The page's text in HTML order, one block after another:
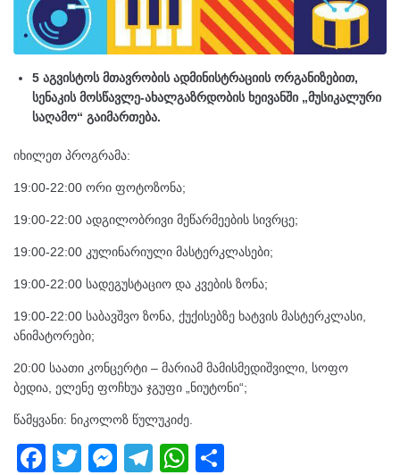
5 აგვისტოს მთავრობის ადმინისტრაციის ორგანიზებით,
სენაკის მოსწავლე-ახალგაზრდობის ხეივანში „მუსიკალური
საღამო“ გაიმართება.
იხილეთ პროგრამა:
19:00-22:00 ორი ფოტოზონა;
19:00-22:00 ადგილობრივი მეწარმეების სივრცე;
19:00-22:00 კულინარიული მასტერკლასები;
19:00-22:00 სადეგუსტაციო და კვების ზონა;
19:00-22:00 საბავშვო ზონა, ქუქისებზე ხატვის მასტერკლასი,
ანიმატორები;
20:00 საათი კონცერტი – მარიამ მამისმედიშვილი, სოფო
ბედია, ელენე ფოჩხუა ჯგუფი „ნიუტონი“;
წამყვანი: ნიკოლოზ წულუკიძე.
F
T
M
T
W